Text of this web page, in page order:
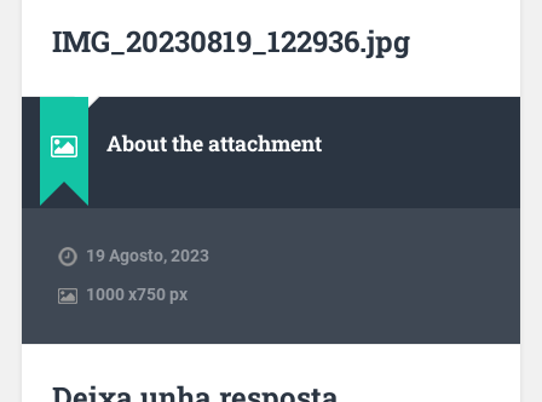
IMG_20230819_122936.jpg
About the attachment
19 Agosto, 2023
1000x750 px